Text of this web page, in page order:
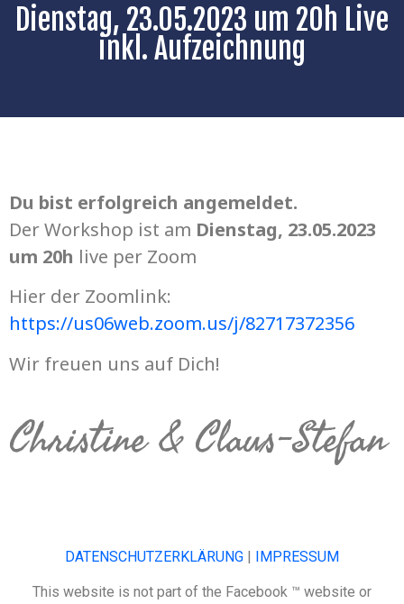
Dienstag, 23.05.2023 um 20h Live
inkl. Aufzeichnung
Du bist erfolgreich angemeldet.
Der Workshop ist am Dienstag, 23.05.2023
um 20h live per Zoom
Hier der Zoomlink:
https://us06web.zoom.us/j/82717372356
Wir freuen uns auf Dich!
Christine & Claus-Stefan
DATENSCHUTZERKLÄRUNG IMPRESSUM
This website is not part of the Facebook ™ website or